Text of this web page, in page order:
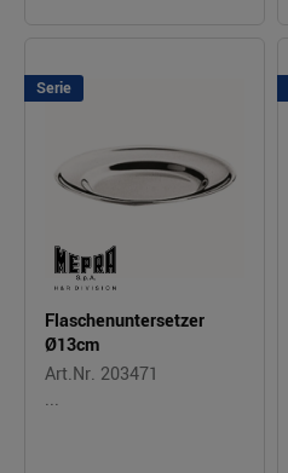
Serie
Flaschenuntersetzer
Ø13cm
Art.Nr. 203471
...